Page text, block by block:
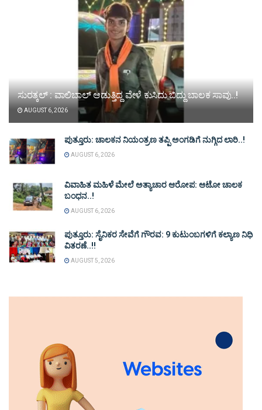
ಸುರತ್ಕಲ್ : ವಾಲಿಬಾಲ್ ಆಡುತ್ತಿದ್ದ ವೇಳೆ ಕುಸಿದು ಬಿದ್ದು ಬಾಲಕ ಸಾವು..!
AUGUST 6, 2026
ಪುತ್ತೂರು: ಚಾಲಕನ ನಿಯಂತ್ರಣ ತಪ್ಪಿ ಅಂಗಡಿಗೆ ನುಗ್ಗಿದ ಲಾರಿ..!
AUGUST 6, 2026
ವಿವಾಹಿತ ಮಹಿಳೆ ಮೇಲೆ ಅತ್ಯಾಚಾರ ಆರೋಪ: ಆಟೋ ಚಾಲಕ
ಬಂಧನ..!
AUGUST 6, 2026
ಪುತ್ತೂರು: ಸೈನಿಕರ ಸೇವೆಗೆ ಗೌರವ: 9 ಕುಟುಂಬಗಳಿಗೆ ಕಲ್ಯಾಣ ನಿಧಿ
ವಿತರಣೆ..!!
AUGUST 5, 2026